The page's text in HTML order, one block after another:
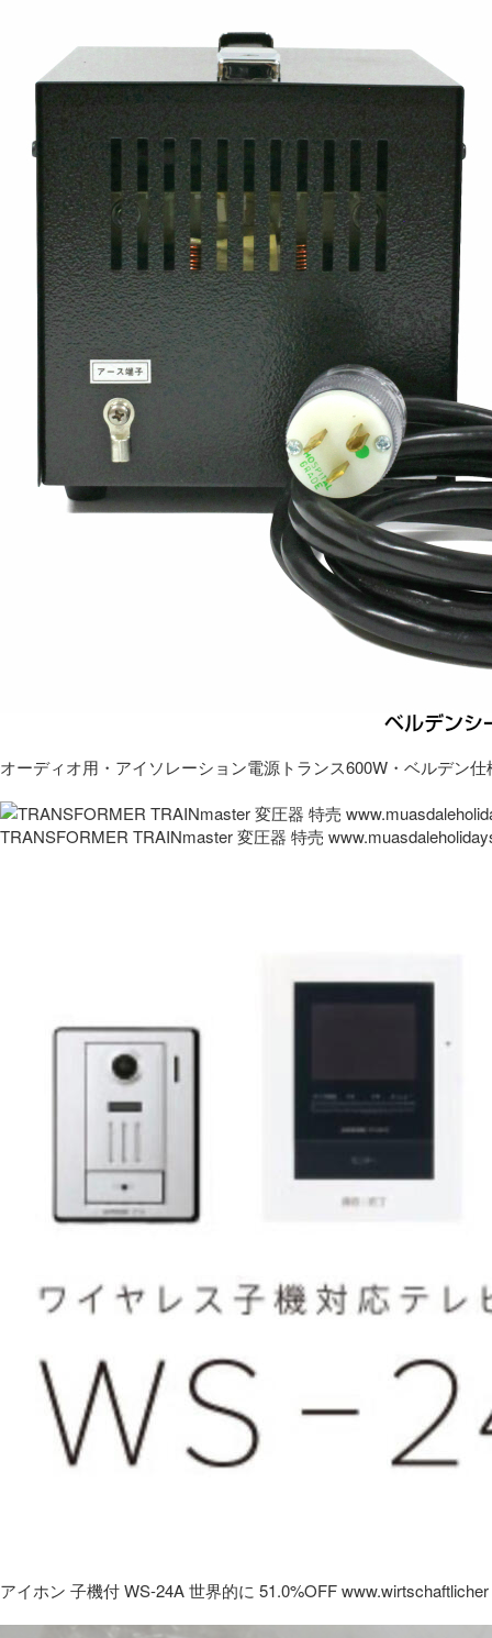
オーディオ用・アイソレーション電源トランス600W・ベルデン仕
TRANSFORMER TRAINmaster 変圧器 特売
アイホン 子機付 WS-24A 世界的に 51.0%OFF www.wirtschaftlicher